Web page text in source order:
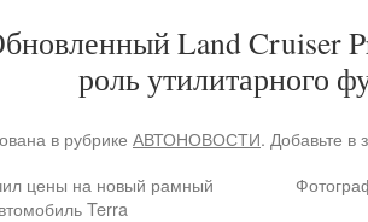
в рубрике АВТОНОВОСТИ. Добавьте в
цены на новый рамный
Terra‍